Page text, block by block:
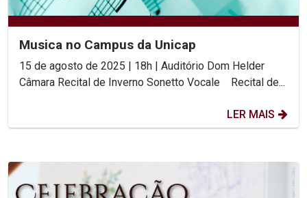
Musica no Campus da Unicap
15 de agosto de 2025 | 18h | Auditório Dom Helder
Câmara Recital de Inverno Sonetto Vocale Recital de...
LER MAIS